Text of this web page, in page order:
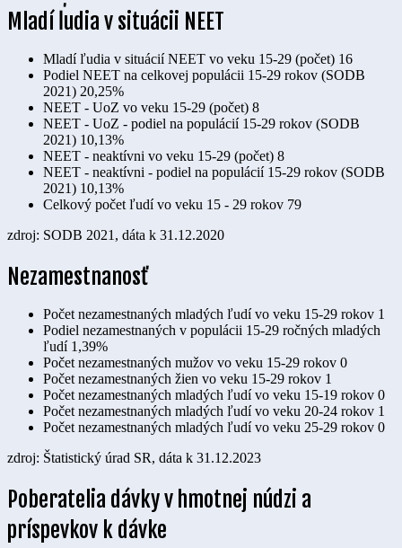
Mladí ľudia v situácii NEET
Mladí ľudia v situácií NEET vo veku 15-29 (počet) 16
Podiel NEET na celkovej populácii 15-29 rokov (SODB
2021) 20,25%
NEET - UoZ vo veku 15-29 (počet) 8
NEET - UoZ - podiel na populácií 15-29 rokov (SODB
2021) 10,13%
NEET - neaktívni vo veku 15-29 (počet) 8
NEET - neaktívni - podiel na populácií 15-29 rokov (SODB
2021) 10,13%
Celkový počet ľudí vo veku 15 - 29 rokov 79
zdroj: SODB 2021, dáta k 31.12.2020
Nezamestnanosť
Počet nezamestnaných mladých ľudí vo veku 15-29 rokov 1
Podiel nezamestnaných v populácii 15-29 ročných mladých
ľudí 1,39%
Počet nezamestnaných mužov vo veku 15-29 rokov 0
Počet nezamestnaných žien vo veku 15-29 rokov 1
Počet nezamestnaných mladých ľudí vo veku 15-19 rokov 0
Počet nezamestnaných mladých ľudí vo veku 20-24 rokov 1
Počet nezamestnaných mladých ľudí vo veku 25-29 rokov 0
zdroj: Štatistický úrad SR, dáta k 31.12.2023
Poberatelia dávky v hmotnej núdzi a
príspevkov k dávke